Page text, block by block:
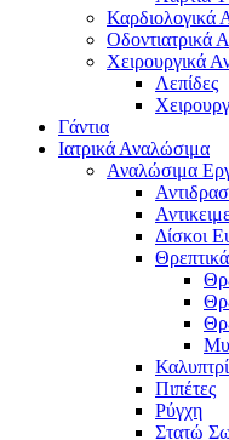
Καρδιολογικά
Οδοντιατρικά
Χειρουργικά
Λεπίδες
Γάντια
Ιατρικά Αναλώσιμα
Αναλώσιμα
Δίσκοι
Πιπέτες
Ρύγχη
Στατώ